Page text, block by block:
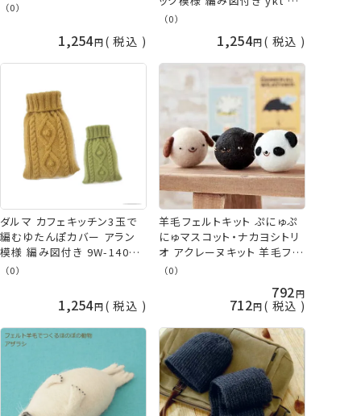
横田 daruma ykt 手芸の山
（0）
1,254 税込
芸の山久
（0）
1,254 税込
ダルマ カフェキッチン3玉で
編むゆたんぽカバー アラン
模様 編み図付き 9W-1401
9W-1402 湯たんぽ ykt 手芸
（0）
1,254 税込
羊毛フェルトキット ぷにゅぷ
にゅマスコット・ナカヨシトリ
オ アクレーヌキット 羊毛フェ
ルト フェルト羊毛 キット
（0）
792
712 税込